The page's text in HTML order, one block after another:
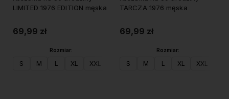
LIMITED 1976 EDITION męska
69,99 zł
Rozmiar:
S M L XL XXL
TARCZA 1976 męska
69,99 zł
Rozmiar:
S M L XL XXL